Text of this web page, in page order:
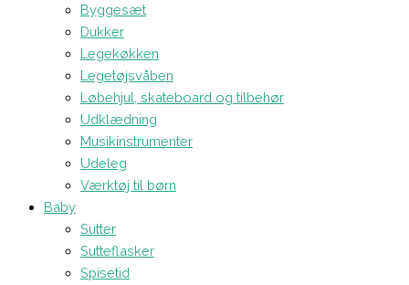
Byggesæt
Dukker
Legekøkken
Legetøjsvåben
Løbehjul, skateboard og tilbehør
Udklædning
Musikinstrumenter
Udeleg
Værktøj til børn
Baby
Sutter
Sutteflasker
Spisetid